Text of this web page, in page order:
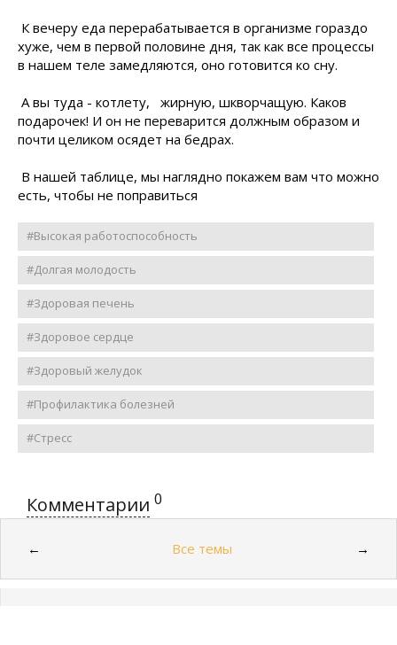
К вечеру еда перерабатывается в организме гораздо
хуже, чем в первой половине дня, так как все процессы
в нашем теле замедляются, оно готовится ко сну.
А вы туда - котлету, жирную, шкворчащую. Каков
подарочек! И он не переварится должным образом и
почти целиком осядет на бедрах.
В нашей таблице, мы наглядно покажем вам что можно
есть, чтобы не поправиться
#Высокая работоспособность
#Долгая молодость
#Здоровая печень
#Здоровое сердце
#Здоровый желудок
#Профилактика болезней
#Стресс
Комментарии 0
← Все темы →